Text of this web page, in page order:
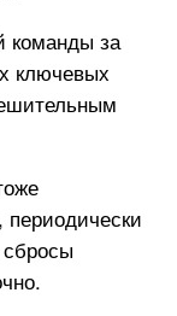
команды за
ключевых
периодически